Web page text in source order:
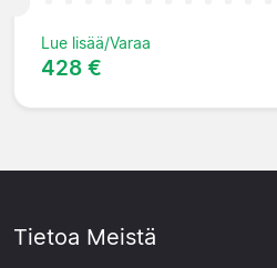
Lue lisää/Varaa
428 €
Tietoa Meistä